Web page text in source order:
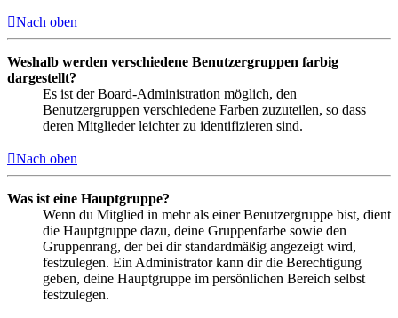
Nach oben
Weshalb werden verschiedene Benutzergruppen farbig
dargestellt?
Es ist der Board-Administration möglich, den
Benutzergruppen verschiedene Farben zuzuteilen, so dass
deren Mitglieder leichter zu identifizieren sind.
Nach oben
Was ist eine Hauptgruppe?
Wenn du Mitglied in mehr als einer Benutzergruppe bist, dient
die Hauptgruppe dazu, deine Gruppenfarbe sowie den
Gruppenrang, der bei dir standardmäßig angezeigt wird,
festzulegen. Ein Administrator kann dir die Berechtigung
geben, deine Hauptgruppe im persönlichen Bereich selbst
festzulegen.